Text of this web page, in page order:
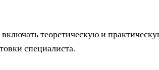
теоретическую и
специалиста.